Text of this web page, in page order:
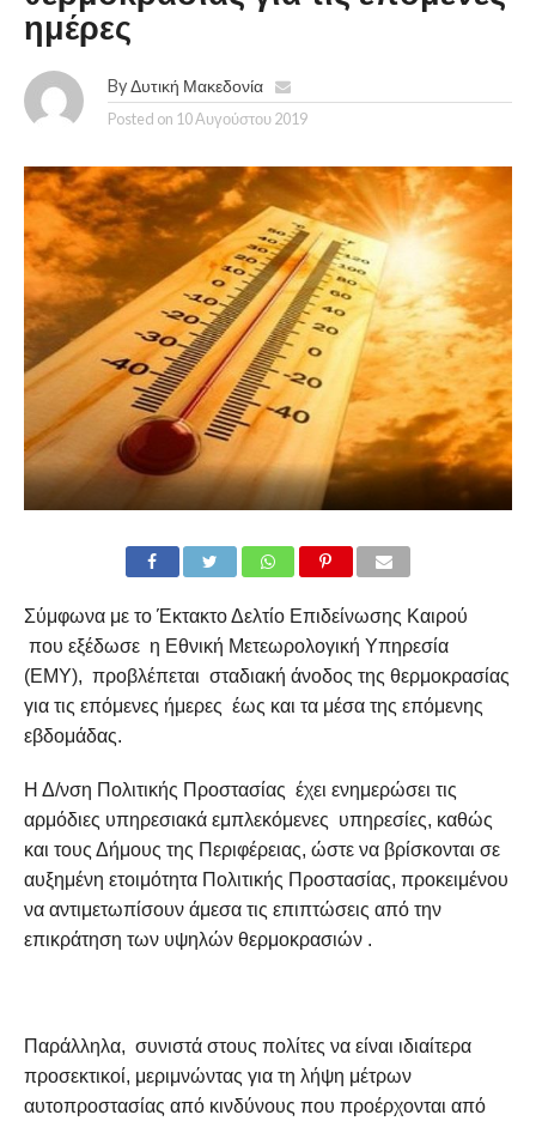
ημέρες
By Δυτική Μακεδονία
Posted on 10 Αυγούστου 2019
Σύμφωνα με το Έκτακτο Δελτίο Επιδείνωσης Καιρού
που εξέδωσε η Εθνική Μετεωρολογική Υπηρεσία
(ΕΜΥ), προβλέπεται σταδιακή άνοδος της θερμοκρασίας
για τις επόμενες ήμερες έως και τα μέσα της επόμενης
εβδομάδας.
Η Δ/νση Πολιτικής Προστασίας έχει ενημερώσει τις
αρμόδιες υπηρεσιακά εμπλεκόμενες υπηρεσίες, καθώς
και τους Δήμους της Περιφέρειας, ώστε να βρίσκονται σε
αυξημένη ετοιμότητα Πολιτικής Προστασίας, προκειμένου
να αντιμετωπίσουν άμεσα τις επιπτώσεις από την
επικράτηση των υψηλών θερμοκρασιών .
Παράλληλα, συνιστά στους πολίτες να είναι ιδιαίτερα
προσεκτικοί, μεριμνώντας για τη λήψη μέτρων
αυτοπροστασίας από κινδύνους που προέρχονται από